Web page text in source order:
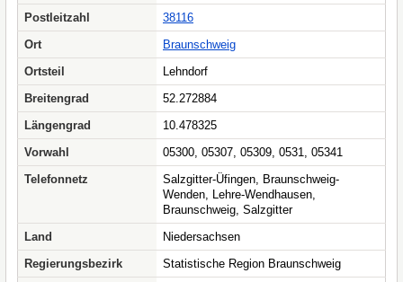
Postleitzahl
38116
Ort
Braunschweig
Ortsteil
Lehndorf
Breitengrad
52.272884
Längengrad
10.478325
Vorwahl
05300, 05307, 05309, 0531, 05341
Telefonnetz
Salzgitter-Üfingen, Braunschweig-
Wenden, Lehre-Wendhausen,
Braunschweig, Salzgitter
Land
Niedersachsen
Regierungsbezirk
Statistische Region Braunschweig